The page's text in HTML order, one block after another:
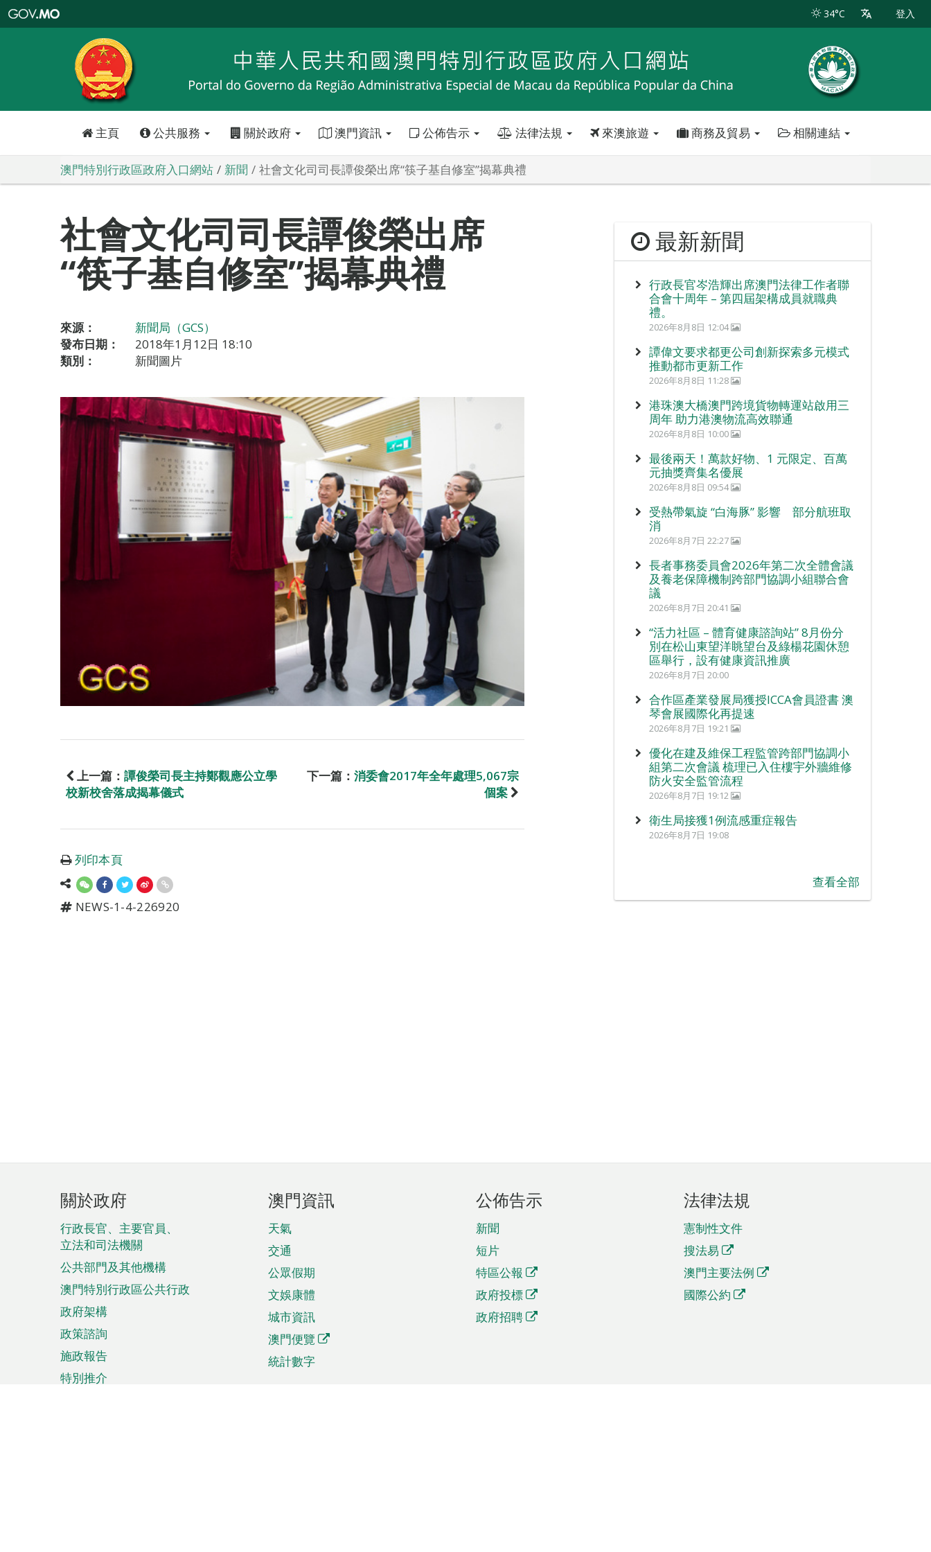
特
政
區
政
口
34°C 登入
主頁 公共服務 關於政府 澳門資訊 公佈告示 法律法規 來澳旅遊 商務及貿易 相關連結
澳門特別行政區政府入口網站 新聞 社會文化司司長譚俊榮出席“筷子基自修室”揭幕典禮
社會文化司司長譚俊榮出席
“筷子基自修室”揭幕典禮
來源：
新聞局（GCS）
發布日期：
2018年1月12日 18:10
類別：
新聞圖片
上一篇： 譚俊榮司長主持鄭觀應公立學
校新校舍落成揭幕儀式
下一篇： 消委會2017年全年處理5,067宗
個案
列印本頁
NEWS-1-4-226920
最新新聞
行政長官岑浩輝出席澳門法律工作者聯
合會十周年 – 第四屆架構成員就職典
禮。
2026年8月8日 12:04
譚偉文要求都更公司創新探索多元模式
推動都市更新工作
2026年8月8日 11:28
港珠澳大橋澳門跨境貨物轉運站啟用三
周年 助力港澳物流高效聯通
2026年8月8日 10:00
最後兩天！萬款好物、1 元限定、百萬
元抽獎齊集名優展
2026年8月8日 09:54
受熱帶氣旋 “白海豚” 影響 部分航班取
消
2026年8月7日 22:27
長者事務委員會2026年第二次全體會議
及養老保障機制跨部門協調小組聯合會
議
2026年8月7日 20:41
“活力社區 – 體育健康諮詢站” 8月份分
別在松山東望洋眺望台及綠楊花園休憩
區舉行，設有健康資訊推廣
2026年8月7日 20:00
合作區產業發展局獲授ICCA會員證書 澳
琴會展國際化再提速
2026年8月7日 19:21
優化在建及維保工程監管跨部門協調小
組第二次會議 梳理已入住樓宇外牆維修
防火安全監管流程
2026年8月7日 19:12
衛生局接獲1例流感重症報告
2026年8月7日 19:08
查看全部
頁
腳
菜
單
關於政府
行政長官、主要官員、
立法和司法機關
公共部門及其他機構
澳門特別行政區公共行政
政府架構
政策諮詢
施政報告
特別推介
澳門資訊
天氣
交通
公眾假期
文娛康體
城市資訊
澳門便覽
統計數字
公佈告示
新聞
短片
特區公報
政府投標
政府招聘
法律法規
憲制性文件
搜法易
澳門主要法例
國際公約